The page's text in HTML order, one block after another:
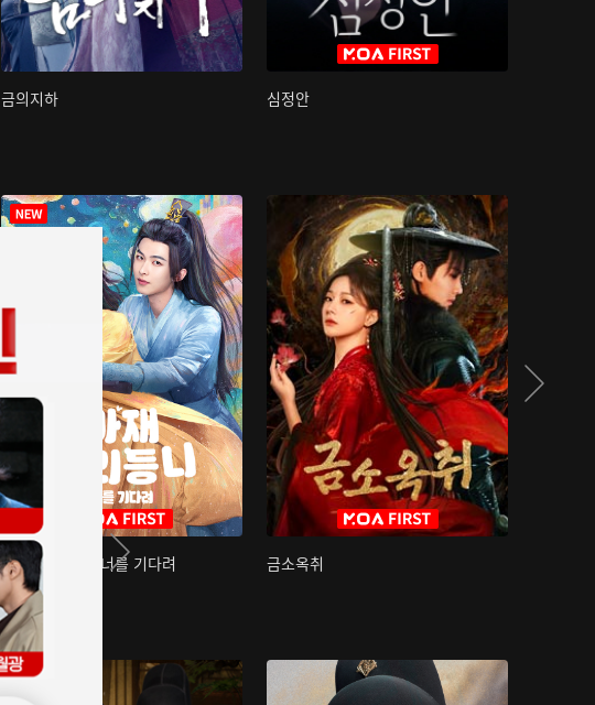
금의지하 심정안
아재저리등니 : 너를 기다려 금소옥취